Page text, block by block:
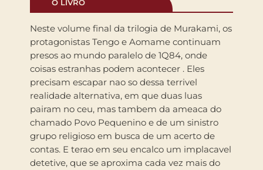
O LIVRO
Neste volume final da trilogia de Murakami, os
protagonistas Tengo e Aomame continuam
presos ao mundo paralelo de 1Q84, onde
coisas estranhas podem acontecer . Eles
precisam escapar nao so dessa terrivel
realidade alternativa, em que duas luas
pairam no ceu, mas tambem da ameaca do
chamado Povo Pequenino e de um sinistro
grupo religioso em busca de um acerto de
contas. E terao em seu encalco um implacavel
detetive, que se aproxima cada vez mais do